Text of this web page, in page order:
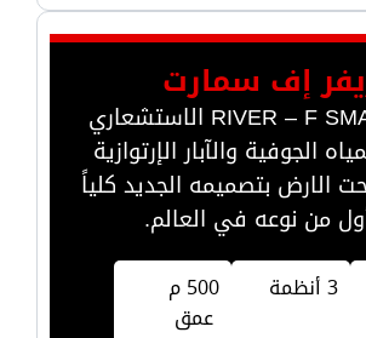
إف سمارت
جهاز RIVER – F SMART الاستشعاري
الجوفية والآبار الإرتوازية
الارض بتصميمه الجديد كلياً
من نوعه في العالم.
3 أنظمة
500 م
عمق